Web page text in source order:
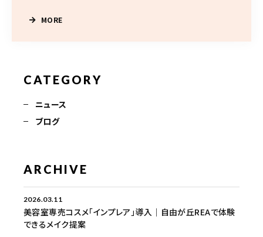
MORE
CATEGORY
ニュース
ブログ
ARCHIVE
2026.03.11
美容室専売コスメ「インプレア」導入｜自由が丘REAで体験
できるメイク提案